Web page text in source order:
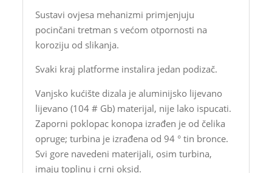
Sustavi ovjesa mehanizmi primjenjuju
pocinčani tretman s većom otpornosti na
koroziju od slikanja.
Svaki kraj platforme instalira jedan podizač.
Vanjsko kućište dizala je aluminijsko lijevano
lijevano (104 # Gb) materijal, nije lako ispucati.
Zaporni poklopac konopa izrađen je od čelika
opruge; turbina je izrađena od 94 ° tin bronce.
Svi gore navedeni materijali, osim turbina,
imaju toplinu i crni oksid.